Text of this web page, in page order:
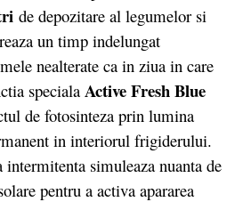
de depozitare al legumelor si
un timp indelungat
nealterate ca in ziua in care
speciala Active Fresh Blue
de fotosinteza prin lumina
in interiorul frigiderului.
simuleaza nuanta de
pentru a activa apararea